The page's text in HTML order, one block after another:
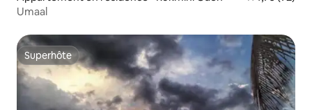
Umaal
Superhôte
Superhôte